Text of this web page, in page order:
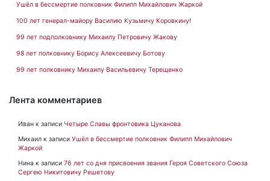
Ушёл в бессмертие полковник Филипп Михайлович Жаркой
100 лет генерал-майору Василию Кузьмичу Коровкину!
99 лет подполковнику Михаилу Петровичу Жакову
98 лет полковнику Борису Алексеевичу Ботову
99 лет полковнику Михаилу Васильевичу Терещенко
Лента комментариев
Иван к записи Четыре Славы фронтовика Цуканова
Михаил к записи Ушёл в бессмертие полковник Филипп Михайлович
Жаркой
Нина к записи 76 лет со дня присвоения звания Героя Советского Союза
Сергею Никитовичу Решетову